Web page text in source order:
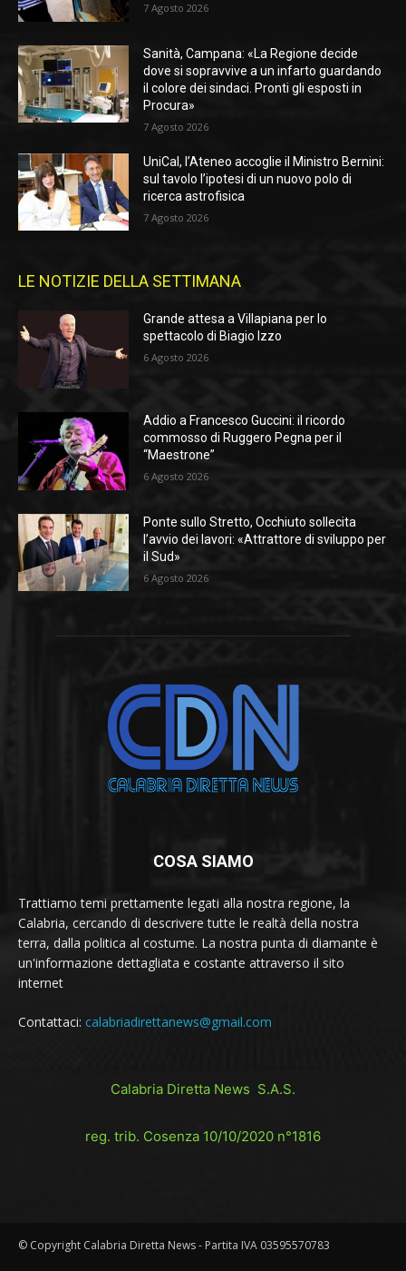
7 Agosto 2026
Sanità, Campana: «La Regione decide
dove si sopravvive a un infarto guardando
il colore dei sindaci. Pronti gli esposti in
Procura»
7 Agosto 2026
UniCal, l’Ateneo accoglie il Ministro Bernini:
sul tavolo l’ipotesi di un nuovo polo di
ricerca astrofisica
7 Agosto 2026
LE NOTIZIE DELLA SETTIMANA
Grande attesa a Villapiana per lo
spettacolo di Biagio Izzo
6 Agosto 2026
Addio a Francesco Guccini: il ricordo
commosso di Ruggero Pegna per il
“Maestrone”
6 Agosto 2026
Ponte sullo Stretto, Occhiuto sollecita
l’avvio dei lavori: «Attrattore di sviluppo per
il Sud»
6 Agosto 2026
COSA SIAMO
Trattiamo temi prettamente legati alla nostra regione, la
Calabria, cercando di descrivere tutte le realtà della nostra
terra, dalla politica al costume. La nostra punta di diamante è
un'informazione dettagliata e costante attraverso il sito
internet
Contattaci: calabriadirettanews@gmail.com
Calabria Diretta News S.A.S.
reg. trib. Cosenza 10/10/2020 n°1816
© Copyright Calabria Diretta News - Partita IVA 03595570783